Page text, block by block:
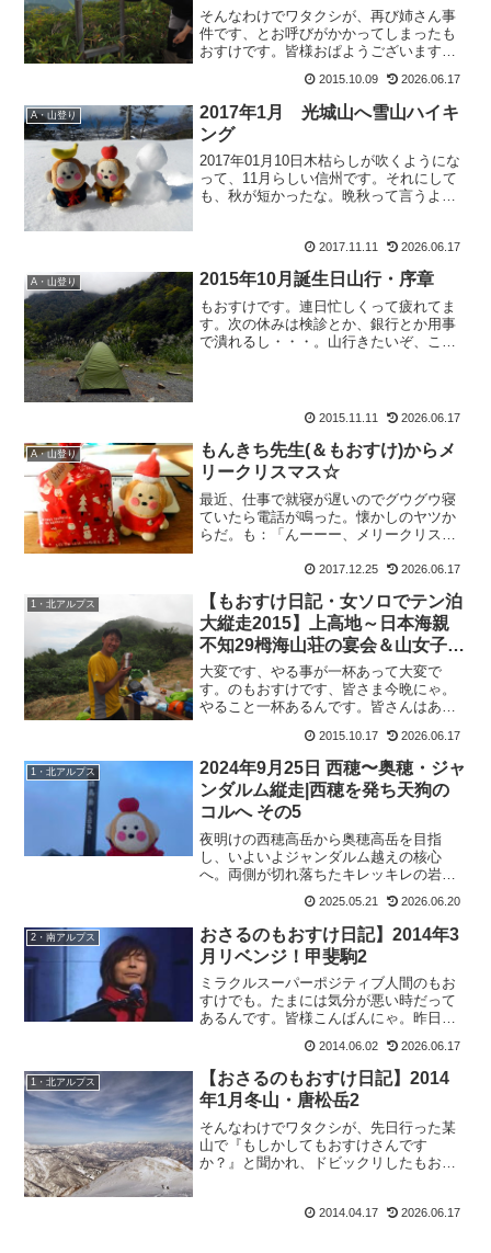
すけ大注目ブランド
そんなわけでワタクシが、再び姉さん事
件です、とお呼びがかかってしまったも
おすけです。皆様おぱようございます。
ウさん。え？え？？ アタシってそんな
に突っ込みどころ多いブログ書いてる
の？イヤー自分では山行もブ...
2015.10.09 2026.06.17
A・山登り
2017年1月 光城山へ雪山ハイキ
ング
2017年01月10日木枯らしが吹くようにな
って、11月らしい信州です。それにして
も、秋が短かったな。晩秋って言うより
沢から下山してきたようですし。槍穂界
隈ももう終わり...
2017.11.11 2026.06.17
A・山登り 2015年10月誕生日山行・序章
もおすけです。連日忙しくって疲れてま
す。次の休みは検診とか、銀行とか用事
で潰れるし・・・。山行きたいぞ、こん
直で仕事ができて、大助...
2015.11.11 2026.06.17
A・山登り
もんきち先生(＆もおすけ)からメ
リークリスマス☆
最近、仕事で就寝が遅いのでグウグウ寝
ていたら電話が鳴った。懐かしのヤツか
らだ。も：「んーーー、メリークリスマ
て思いっきり寝起きの声じゃないです
ウ。朝からテンション高く、元...
2017.12.25 2026.06.17
1・北アルプス
【もおすけ日記・女ソロでテン泊
大縦走2015】上高地～日本海親
不知29栂海山荘の宴会＆山女子の
ムダ毛事情
大変です、やる事が一杯あって大変で
す。のもおすけです、皆さま今晩にゃ。
やること一杯あるんです。皆さんはあり
は、やること一杯です。友達にメールし
なくちゃいけないし、手紙も書きたい
し、掃除も洗濯もしなくちゃいけ...
2015.10.17 2026.06.17
1・北アルプス
2024年9月25日 西穂〜奥穂・ジャ
ンダルム縦走|西穂を発ち天狗の
コルへ その5
夜明けの西穂高岳から奥穂高岳を目指
し、いよいよジャンダルム越えの核心
へ。両側が切れ落ちたキレッキレの岩稜
クできる天狗のコルへたどり着くまでを
まとめた縦走記その5です。
2025.05.21 2026.06.20
2・南アルプス
おさるのもおすけ日記】2014年3
月リベンジ！甲斐駒2
ミラクルスーパーポジティブ人間のもお
すけでも。たまには気分が悪い時だって
あるんです。皆様こんばんにゃ。昨日か
事ないから、美味しいスィーツを買って
帰って食べて。今日もお店に持って行っ
て、食べたのですが。珍し...
2014.06.02 2026.06.17
1・北アルプス
【おさるのもおすけ日記】2014
年1月冬山・唐松岳2
そんなわけでワタクシが、先日行った某
山で『もしかしてもおすけさんです
か？』と聞かれ、ドビックリしたもおす
で、寒くもないのにバラクラバ＆ゴーグ
2014.04.17 2026.06.17